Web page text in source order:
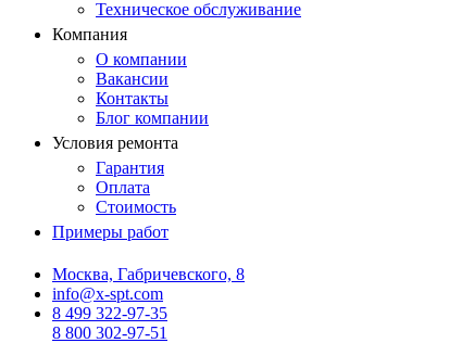
Техническое обслуживание
Компания
О компании
Вакансии
Контакты
Блог компании
Условия ремонта
Гарантия
Оплата
Стоимость
Примеры работ
Москва, Габричевского, 8
info@x-spt.com
8 499 322-97-35
8 800 302-97-51